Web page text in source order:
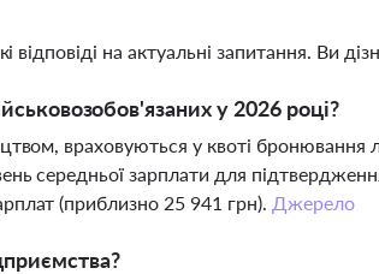
на актуальні запитання. Ви
у 2026 році?
враховуються у квоті
середньої зарплати для
(приблизно 25 941 грн). Джерело